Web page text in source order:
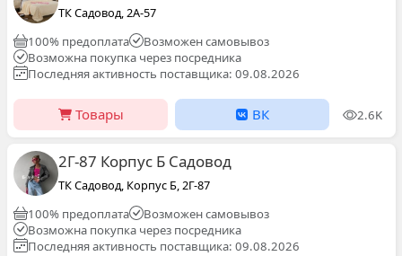
ТК Садовод, 2А-57
100% предоплата
Возможен самовывоз
Возможна покупка через посредника
Последняя активность поставщика: 09.08.2026
Товары ВК 2.6K
2Г-87 Корпус Б Садовод
ТК Садовод, Корпус Б, 2Г-87
100% предоплата
Возможен самовывоз
Возможна покупка через посредника
Последняя активность поставщика: 09.08.2026